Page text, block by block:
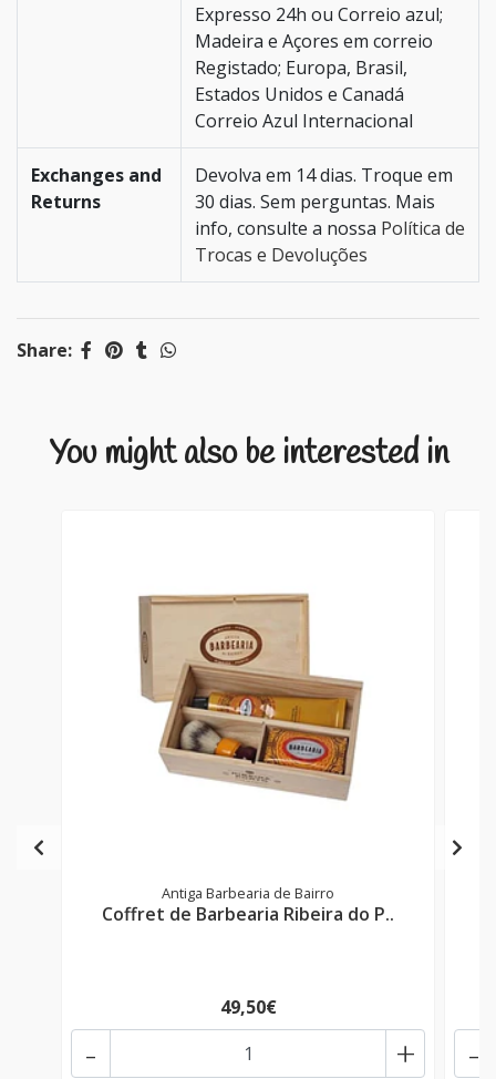
Expresso 24h ou Correio azul;
Madeira e Açores em correio
Registado; Europa, Brasil,
Estados Unidos e Canadá
Correio Azul Internacional
Exchanges and
Returns
Devolva em 14 dias. Troque em
30 dias. Sem perguntas. Mais
info, consulte a nossa Política de
Trocas e Devoluções
Share:
You might also be interested in
Antiga Barbearia de Bairro
Coffret de Barbearia Ribeira do P..
49,50€
+
- -